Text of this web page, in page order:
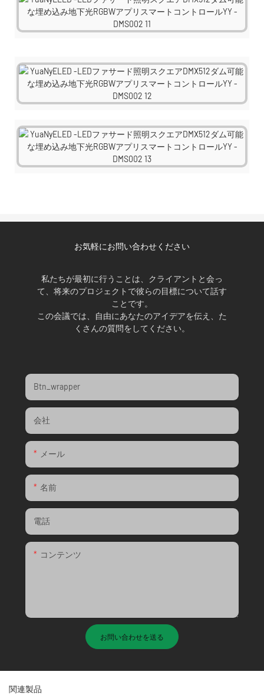
お気軽にお問い合わせください
私たちが最初に行うことは、クライアントと会っ
て、将来のプロジェクトで彼らの目標について話す
ことです。
この会議では、自由にあなたのアイデアを伝え、た
くさんの質問をしてください。
Btn_wrapper
会社
メール
名前
電話
コンテンツ
お問い合わせを送る
関連製品